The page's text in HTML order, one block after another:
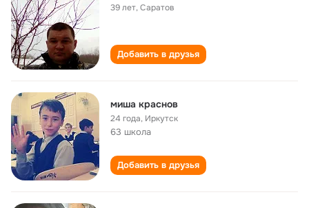
39 лет,Саратов
Добавить в друзья
миша краснов
24 года, Иркутск
63 школа
Добавить в друзья